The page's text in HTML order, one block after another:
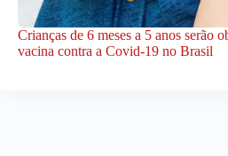
Crianças de 6 meses a 5 anos serão
vacina contra a Covid-19 no Brasil